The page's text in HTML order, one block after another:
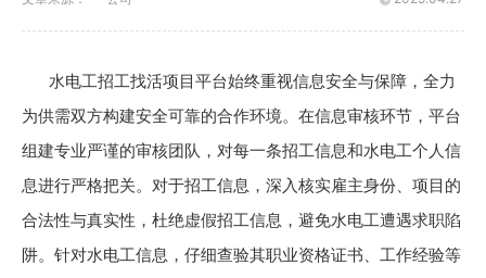
水电工招工找活项目平台始终重视信息安全与保障，全力
为供需双方构建安全可靠的合作环境。在信息审核环节，平台
组建专业严谨的审核团队，对每一条招工信息和水电工个人信
息进行严格把关。对于招工信息，深入核实雇主身份、项目的
合法性与真实性，杜绝虚假招工信息，避免水电工遭遇求职陷
阱。针对水电工信息，仔细查验其职业资格证书、工作经验等